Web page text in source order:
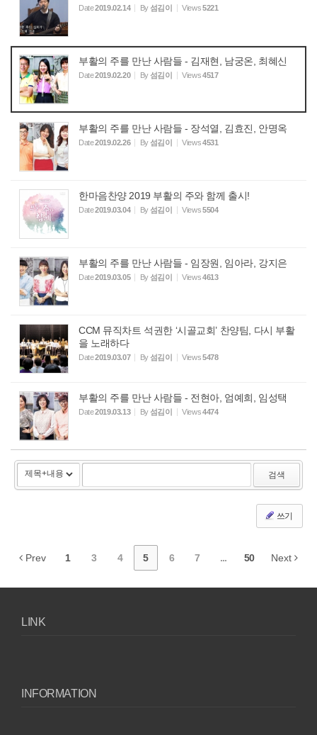
Date2019.02.14 By섬김이 Views5221
부활의 주를 만난 사람들 - 김재현, 남궁온, 최혜신
Date2019.02.20 By섬김이 Views4517
부활의 주를 만난 사람들 - 장석열, 김효진, 안명옥
Date2019.02.26 By섬김이 Views4531
한마음찬양 2019 부활의 주와 함께 출시!
Date2019.03.04 By섬김이 Views5504
부활의 주를 만난 사람들 - 임장원, 임아라, 강지은
Date2019.03.05 By섬김이 Views4613
CCM 뮤직차트 석권한 ‘시골교회’ 찬양팀, 다시 부활
을 노래하다
Date2019.03.07 By섬김이 Views5478
부활의 주를 만난 사람들 - 전현아, 엄예희, 임성택
Date2019.03.13 By섬김이 Views4474
검색
쓰기
Prev 1 3 4 5 6 7 ... 50 Next
LINK
INFORMATION